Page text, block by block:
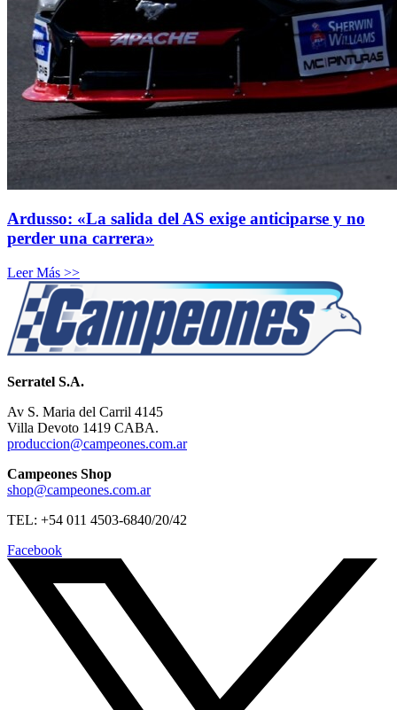
Ardusso: «La salida del AS exige anticiparse y no
perder una carrera»
Leer Más >>
Serratel S.A.
Av S. Maria del Carril 4145
Villa Devoto 1419 CABA.
produccion@campeones.com.ar
Campeones Shop
shop@campeones.com.ar
TEL: +54 011 4503-6840/20/42
Facebook